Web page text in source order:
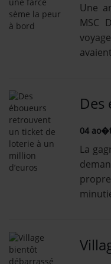
RÉGIE PUBLICTIAIRE
Se connecter
Une
MSC
04
La